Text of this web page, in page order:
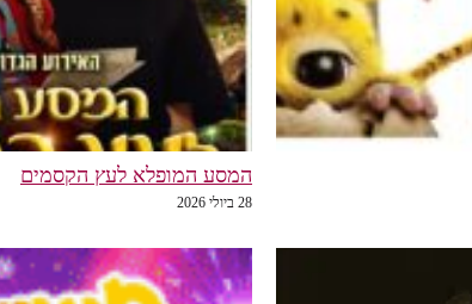
המסע המופלא לעץ הקסמים
28 ביולי 2026